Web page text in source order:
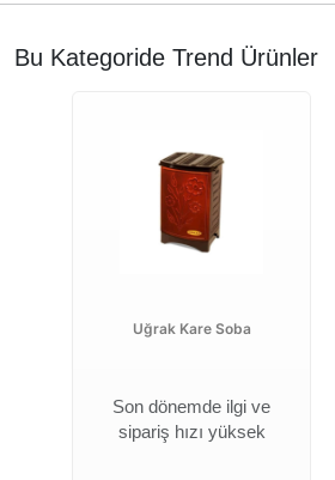
Bu Kategoride Trend Ürünler
Uğrak Kare Soba
Son dönemde ilgi ve
sipariş hızı yüksek